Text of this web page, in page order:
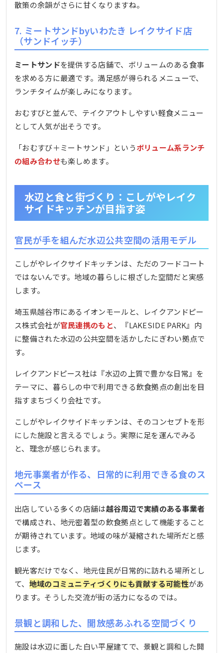
散策の余韻がさらに甘くなりますね。
7. ミートサンドbyいわたき レイクサイド店
（サンドイッチ）
ミートサンドを提供する店舗で、ボリュームのある食事
を求める方に最適です。満足感が得られるメニューで、
ランチタイムが楽しみになります。
おむすびと並んで、テイクアウトしやすい軽食メニュー
として人気が出そうです。
「おむすび＋ミートサンド」というボリューム系ランチ
の組み合わせも楽しめます。
水辺と食と街づくり：こしがやレイク
サイドキッチンが目指す姿
官民が手を組んだ水辺公共空間の活用モデル
こしがやレイクサイドキッチンは、ただのフードコート
ではないんです。地域の暮らしに根ざした空間だと実感
します。
埼玉県越谷市にあるイオンモールと、レイクアンドピー
ス株式会社が官民連携のもと、『LAKESIDE PARK』内
に整備された水辺の公共空間を活かしたにぎわい拠点で
す。
レイクアンドピース社は『水辺の上質で豊かな日常』を
テーマに、暮らしの中で利用できる飲食拠点の創出を目
指すまちづくり会社です。
こしがやレイクサイドキッチンは、そのコンセプトを形
にした施設と言えるでしょう。実際に足を運んでみる
と、理念が感じられます。
地元事業者が作る、日常的に利用できる食のス
ペース
出店している多くの店舗は越谷周辺で実績のある事業者
で構成され、地元密着型の飲食拠点として機能すること
が期待されています。地域の味が凝縮された場所だと感
じます。
観光客だけでなく、地元住民が日常的に訪れる場所とし
て、 地域のコミュニティづくりにも貢献する可能性があ
ります。そうした交流が街の活力になるのでは。
景観と調和した、開放感あふれる空間づくり
施設は水辺に面した白い平屋建てで、景観と調和した開